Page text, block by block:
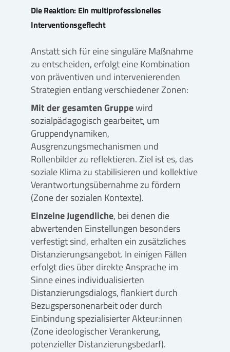
Die Reaktion: Ein multiprofessionelles
Interventionsgeflecht
Anstatt sich für eine singuläre Maßnahme
zu entscheiden, erfolgt eine Kombination
von präventiven und intervenierenden
Strategien entlang verschiedener Zonen:
Mit der gesamten Gruppewird
sozialpädagogisch gearbeitet, um
Gruppendynamiken,
Ausgrenzungsmechanismen und
Rollenbilder zu reflektieren. Ziel ist es, das
soziale Klima zu stabilisieren und kollektive
Verantwortungsübernahme zu fördern
(Zone der sozialen Kontexte).
Einzelne Jugendliche, bei denen die
abwertenden Einstellungen besonders
verfestigt sind, erhalten ein zusätzliches
Distanzierungsangebot. In einigen Fällen
erfolgt dies über direkte Ansprache im
Sinne eines individualisierten
Distanzierungsdialogs, flankiert durch
Bezugspersonenarbeit oder durch
Einbindung spezialisierter Akteur:innen
(Zone ideologischer Verankerung,
potenzieller Distanzierungsbedarf).